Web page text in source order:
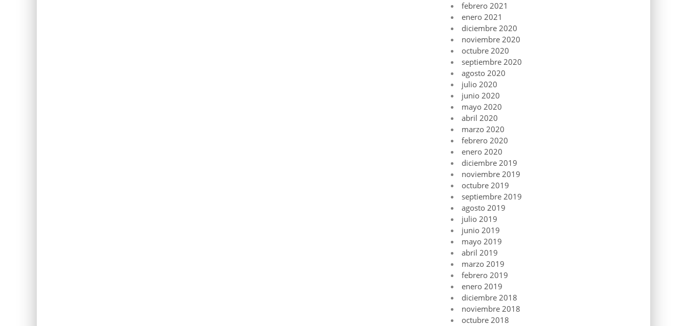
febrero 2021
enero 2021
diciembre 2020
noviembre 2020
octubre 2020
septiembre 2020
agosto 2020
julio 2020
junio 2020
mayo 2020
abril 2020
marzo 2020
febrero 2020
enero 2020
diciembre 2019
noviembre 2019
octubre 2019
septiembre 2019
agosto 2019
julio 2019
junio 2019
mayo 2019
abril 2019
marzo 2019
febrero 2019
enero 2019
diciembre 2018
noviembre 2018
octubre 2018